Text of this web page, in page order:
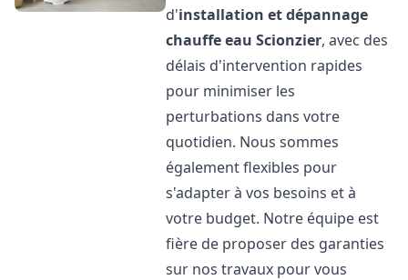
d'installation et dépannage
chauffe eau Scionzier, avec des
délais d'intervention rapides
pour minimiser les
perturbations dans votre
quotidien. Nous sommes
également flexibles pour
s'adapter à vos besoins et à
votre budget. Notre équipe est
fière de proposer des garanties
sur nos travaux pour vous